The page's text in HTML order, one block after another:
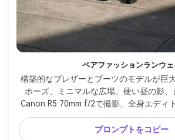
ペアファッションランウェ
構築的なブレザーとブーツのモデルが巨
ポーズ、ミニマルな広場、硬い昼の影、
Canon R5 70mm f/2で撮影、全身エディ
ントラスト、リアルな素材、高級キャン
映画的光 --ar 4:5
プロンプトをコピー